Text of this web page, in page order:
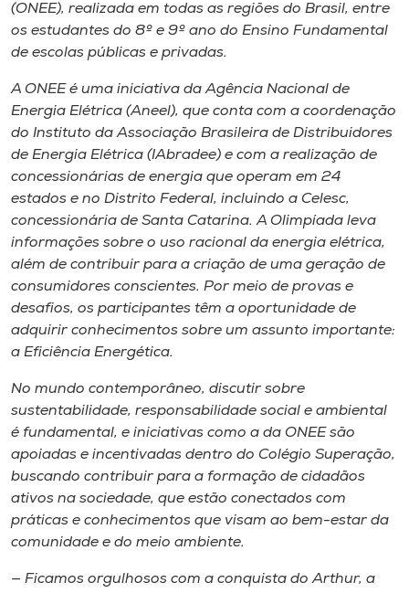
o idioma
A+
A-
(ONEE), realizada em todas as regiões do Brasil, entre
os estudantes do 8º e 9º ano do Ensino Fundamental
de escolas públicas e privadas.
A ONEE é uma iniciativa da Agência Nacional de
Energia Elétrica (Aneel), que conta com a coordenação
do Instituto da Associação Brasileira de Distribuidores
de Energia Elétrica (IAbradee) e com a realização de
concessionárias de energia que operam em 24
estados e no Distrito Federal, incluindo a Celesc,
concessionária de Santa Catarina. A Olimpíada leva
informações sobre o uso racional da energia elétrica,
além de contribuir para a criação de uma geração de
consumidores conscientes. Por meio de provas e
desafios, os participantes têm a oportunidade de
adquirir conhecimentos sobre um assunto importante:
a Eficiência Energética.
No mundo contemporâneo, discutir sobre
sustentabilidade, responsabilidade social e ambiental
é fundamental, e iniciativas como a da ONEE são
apoiadas e incentivadas dentro do Colégio Superação,
buscando contribuir para a formação de cidadãos
ativos na sociedade, que estão conectados com
práticas e conhecimentos que visam ao bem-estar da
comunidade e do meio ambiente.
— Ficamos orgulhosos com a conquista do Arthur, a